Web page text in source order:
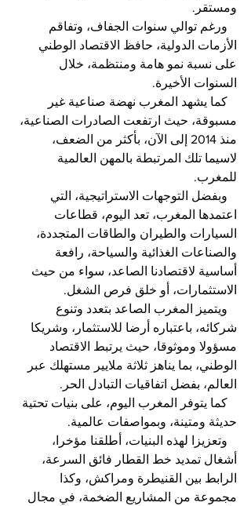
ومستقر.
ورغم توالي سنوات الجفاف، وتفاقم
الأزمات الدولية، حافظ الاقتصاد الوطني
على نسبة نمو هامة ومنتظمة، خلال
السنوات الأخيرة.
كما يشهد المغرب نهضة صناعية غير
مسبوقة، حيث ارتفعت الصادرات الصناعية،
منذ 2014 إلى الآن، بأكثر من الضعف،
لاسيما تلك المرتبطة بالمهن العالمية
للمغرب.
وبفضل التوجهات الاستراتيجية، التي
اعتمدها المغرب، تعد اليوم، قطاعات
السيارات والطيران والطاقات المتجددة،
والصناعات الغذائية والسياحة، رافعة
أساسية لاقتصادنا الصاعد، سواء من حيث
الاستثمارات، أو خلق فرص الشغل.
ويتميز المغرب الصاعد بتعدد وتنوع
شركائه، باعتباره أرضا للاستثمار، وشريكا
مسؤولا وموثوقا، حيث يرتبط الاقتصاد
الوطني، بما يناهز ثلاثة ملايير مستهلك عبر
العالم، بفضل اتفاقيات التبادل الحر.
كما يتوفر المغرب اليوم، على بنيات تحتية
حديثة ومتينة، وبمواصفات عالمية.
وتعزيزا لهذه البنيات، أطلقنا مؤخرا،
أشغال تمديد خط القطار فائق السرعة،
الرابط بين القنيطرة ومراكش، وكذا
مجموعة من المشاريع الضخمة، في مجال